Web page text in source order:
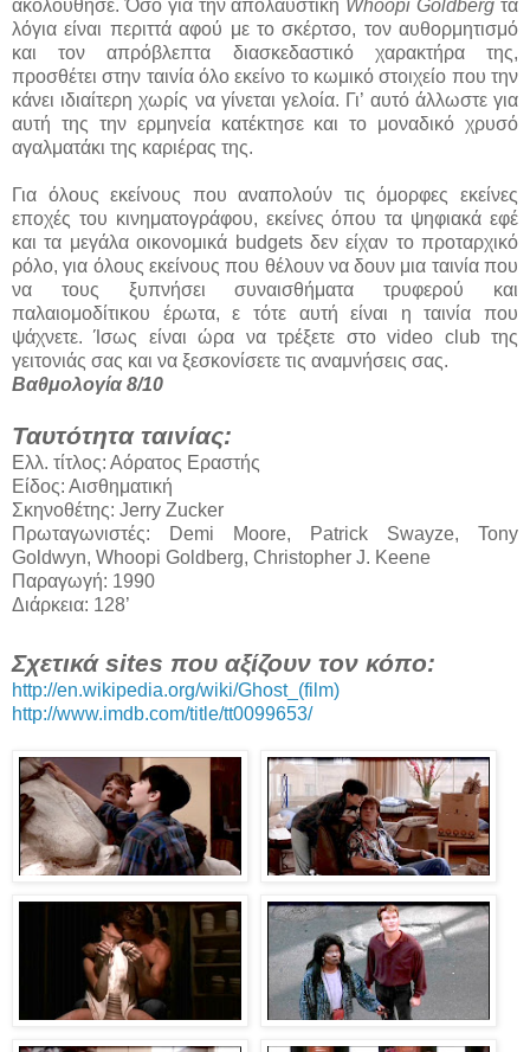
ακολούθησε. Όσο για την απολαυστική Whoopi Goldberg τα
λόγια είναι περιττά αφού με το σκέρτσο, τον αυθορμητισμό
και τον απρόβλεπτα διασκεδαστικό χαρακτήρα της,
προσθέτει στην ταινία όλο εκείνο το κωμικό στοιχείο που την
κάνει ιδιαίτερη χωρίς να γίνεται γελοία. Γι’ αυτό άλλωστε για
αυτή της την ερμηνεία κατέκτησε και το μοναδικό χρυσό
αγαλματάκι της καριέρας της.
Για όλους εκείνους που αναπολούν τις όμορφες εκείνες
εποχές του κινηματογράφου, εκείνες όπου τα ψηφιακά εφέ
και τα μεγάλα οικονομικά budgets δεν είχαν το προταρχικό
ρόλο, για όλους εκείνους που θέλουν να δουν μια ταινία που
να τους ξυπνήσει συναισθήματα τρυφερού και
παλαιομοδίτικου έρωτα, ε τότε αυτή είναι η ταινία που
ψάχνετε. Ίσως είναι ώρα να τρέξετε στο video club της
γειτονιάς σας και να ξεσκονίσετε τις αναμνήσεις σας.
Βαθμολογία 8/10
Ταυτότητα ταινίας:
Ελλ. τίτλος: Αόρατος Εραστής
Είδος: Αισθηματική
Σκηνοθέτης: Jerry Zucker
Πρωταγωνιστές: Demi Moore, Patrick Swayze, Tony
Goldwyn, Whoopi Goldberg, Christopher J. Keene
Παραγωγή: 1990
Διάρκεια: 128’
Σχετικά sites που αξίζουν τον κόπο:
http://en.wikipedia.org/wiki/Ghost_(film)
http://www.imdb.com/title/tt0099653/